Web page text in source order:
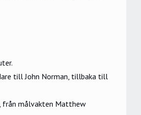
till John Norman, tillbaka till
från målvakten Matthew